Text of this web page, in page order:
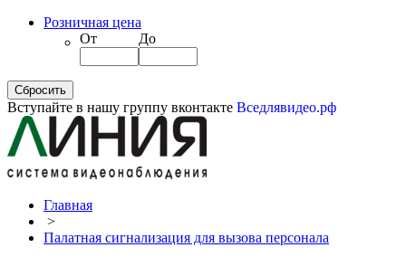
Розничная цена
От
До
Вступайте в нашу группу вконтакте Вседлявидео.рф
Главная
>
Палатная сигнализация для вызова персонала